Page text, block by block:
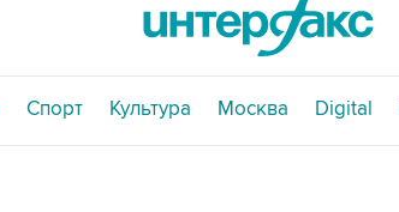
Спорт Культура Москва Digital